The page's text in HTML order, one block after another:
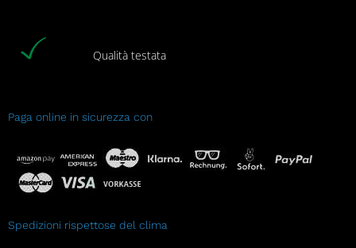
Qualità testata
Paga online in sicurezza con
Spedizioni rispettose del clima